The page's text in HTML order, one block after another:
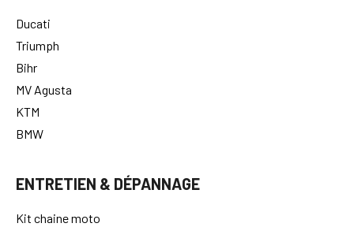
Ducati
Triumph
Bihr
MV Agusta
KTM
BMW
ENTRETIEN & DÉPANNAGE
Kit chaine moto